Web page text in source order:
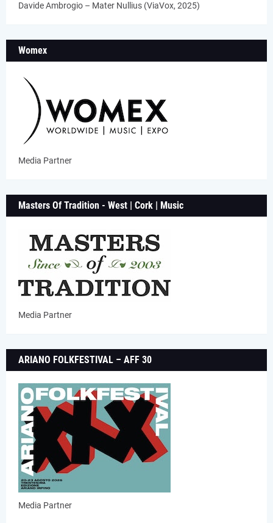
Davide Ambrogio – Mater Nullius (ViaVox, 2025)
Womex
Media Partner
Masters Of Tradition - West | Cork | Music
Media Partner
ARIANO FOLKFESTIVAL – AFF 30
Media Partner